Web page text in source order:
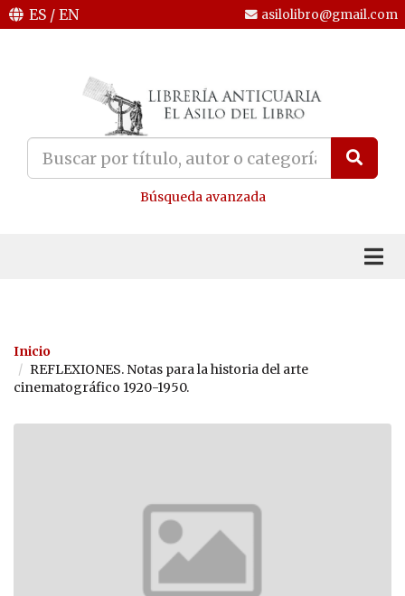
ES / EN asilolibro@gmail.com
Búsqueda avanzada
Inicio
REFLEXIONES. Notas para la historia del arte
cinematográfico 1920-1950.